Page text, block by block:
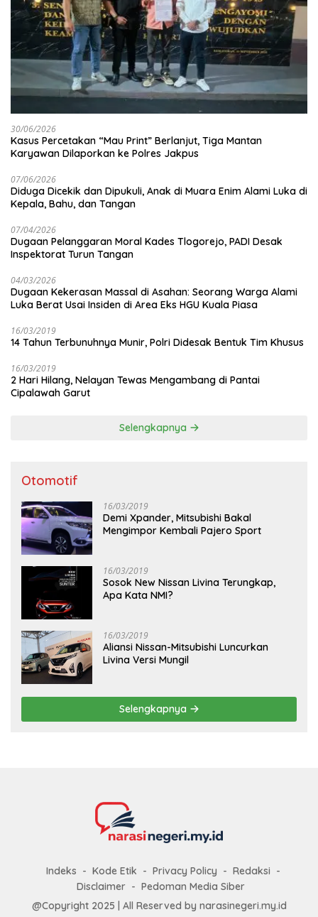
30/06/2026
Kasus Percetakan “Mau Print” Berlanjut, Tiga Mantan
Karyawan Dilaporkan ke Polres Jakpus
07/06/2026
Diduga Dicekik dan Dipukuli, Anak di Muara Enim Alami Luka di
Kepala, Bahu, dan Tangan
07/04/2026
Dugaan Pelanggaran Moral Kades Tlogorejo, PADI Desak
Inspektorat Turun Tangan
04/03/2026
Dugaan Kekerasan Massal di Asahan: Seorang Warga Alami
Luka Berat Usai Insiden di Area Eks HGU Kuala Piasa
16/03/2019
14 Tahun Terbunuhnya Munir, Polri Didesak Bentuk Tim Khusus
16/03/2019
2 Hari Hilang, Nelayan Tewas Mengambang di Pantai
Cipalawah Garut
Selengkapnya
Otomotif
16/03/2019
Demi Xpander, Mitsubishi Bakal
Mengimpor Kembali Pajero Sport
16/03/2019
Sosok New Nissan Livina Terungkap,
Apa Kata NMI?
16/03/2019
Aliansi Nissan-Mitsubishi Luncurkan
Livina Versi Mungil
Selengkapnya
Indeks Kode Etik Privacy Policy
Redaksi
Disclaimer
Pedoman Media Siber
@Copyright 2025 | All Reserved by narasinegeri.my.id